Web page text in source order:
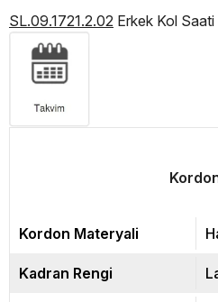
SL.09.1721.2.02 Erkek Kol
Kordon Materyali
Kadran Rengi